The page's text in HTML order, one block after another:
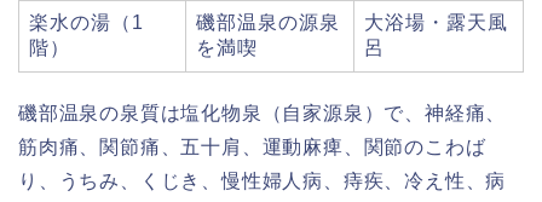
楽水の湯（1
階）
磯部温泉の源泉
を満喫
大浴場・露天風
呂
磯部温泉の泉質は塩化物泉（自家源泉）で、神経痛、
筋肉痛、関節痛、五十肩、運動麻痺、関節のこわば
り、うちみ、くじき、慢性婦人病、痔疾、冷え性、病